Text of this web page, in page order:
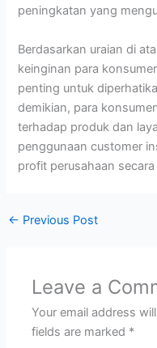
peningkatan yang
Berdasarkan uraian di
keinginan para
penting untuk
demikian, para
terhadap produk dan
penggunaan customer
profit perusahaan
← Previous Post
Leave a
Your email address
fields are marked *